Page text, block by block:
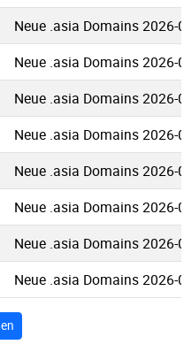
Neue .asia Domains 2026-
Neue .asia Domains 2026-
Neue .asia Domains 2026-
Neue .asia Domains 2026-
Neue .asia Domains 2026-
Neue .asia Domains 2026-
Neue .asia Domains 2026-
Neue .asia Domains 2026-